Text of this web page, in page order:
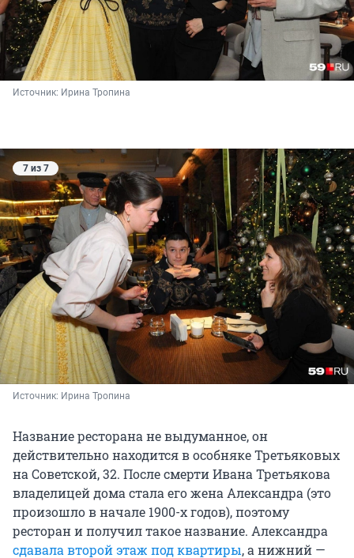
Источник: Ирина Тропина
7 из 7
Источник: Ирина Тропина
Название ресторана не выдуманное, он
действительно находится в особняке Третьяковых
на Советской, 32. После смерти Ивана Третьякова
владелицей дома стала его жена Александра (это
произошло в начале 1900-х годов), поэтому
ресторан и получил такое название. Александра
сдавала второй этаж под квартиры, а нижний —